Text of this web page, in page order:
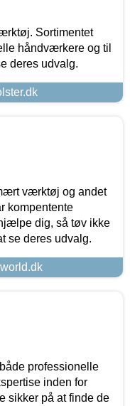
Sortimentet
håndværkere og til
deres udvalg.
værktøj og andet
kompentente
dig, så tøv ikke
se deres udvalg.
professionelle
inden for
sikker på at finde de